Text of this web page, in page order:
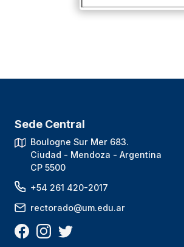
Sede Central
Boulogne Sur Mer 683.
Ciudad - Mendoza - Argentina
CP 5500
+54 261 420-2017
rectorado@um.edu.ar